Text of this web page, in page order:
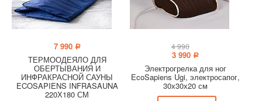
7 990 a
ТЕРМООДЕЯЛО ДЛЯ
ОБЕРТЫВАНИЯ И
ИНФРАКРАСНОЙ САУНЫ
ECOSAPIENS INFRASAUNA
220Х180 СМ
4 990
3 990 a
Электрогрелка для ног
EcoSapiens Ugi, электросапог,
30х30х20 см